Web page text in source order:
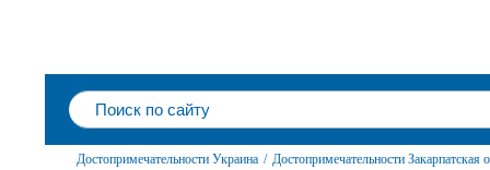
Достопримечательности Украина / Достопримечательности Закарпатская